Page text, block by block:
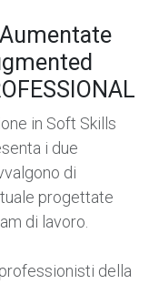
in Soft Skills
i due
di
progettate
di lavoro.
della